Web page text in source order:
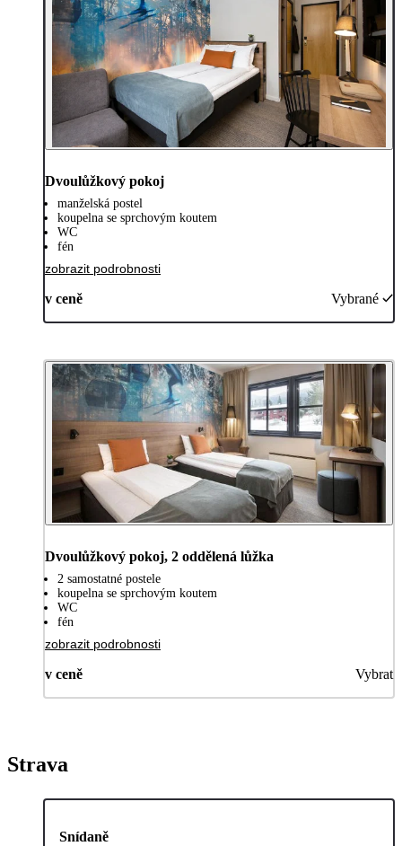
Dvoulůžkový pokoj
manželská postel
koupelna se sprchovým koutem
WC
fén
zobrazit podrobnosti
v ceně Vybrané
Dvoulůžkový pokoj, 2 oddělená lůžka
2 samostatné postele
koupelna se sprchovým koutem
WC
fén
zobrazit podrobnosti
v ceně Vybrat
Strava
Snídaně